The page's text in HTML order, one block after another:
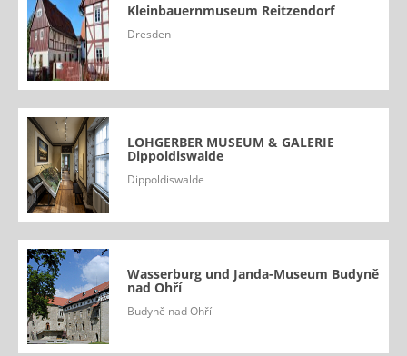
Kleinbauernmuseum Reitzendorf
Dresden
LOHGERBER MUSEUM & GALERIE
Dippoldiswalde
Dippoldiswalde
Wasserburg und Janda-Museum Budyně
nad Ohří
Budyně nad Ohří